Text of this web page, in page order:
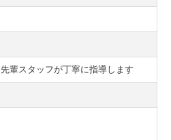
輩スタッフが丁寧に指導します